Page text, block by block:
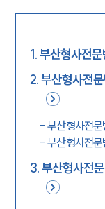
1.부산형사전
2.부산형사전
-부산형사전
-부산형사전
3.부산형사전